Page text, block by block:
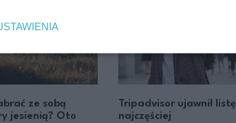
ze sobą
jesienią? Oto
Tripadvisor ujawnił listę
najczęściej